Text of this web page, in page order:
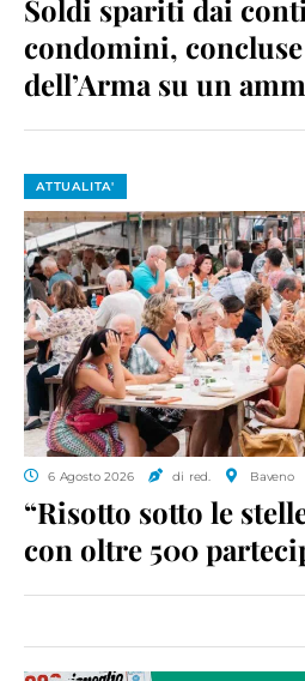
Soldi spariti dai
condomini,
dell’Arma su un
ATTUALITA'
6 Agosto 2026 di red. Baveno
“Risotto sotto le
con oltre 500